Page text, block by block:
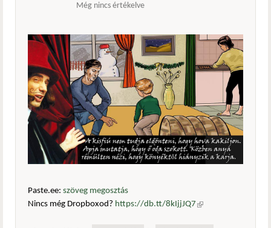
Még nincs értékelve
Paste.ee: szöveg megosztás
Nincs még Dropboxod? https://db.tt/8kIjjJQ7 (külső